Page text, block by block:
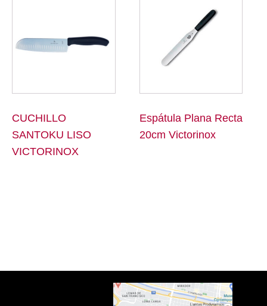
CUCHILLO
SANTOKU LISO
VICTORINOX
Espátula Plana Recta
20cm Victorinox